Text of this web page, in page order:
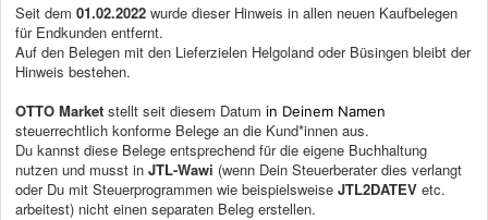
Seit dem 01.02.2022 wurde dieser Hinweis in allen neuen Kaufbelegen
für Endkunden entfernt.
Auf den Belegen mit den Lieferzielen Helgoland oder Büsingen bleibt der
Hinweis bestehen.
OTTO Market stellt seit diesem Datum in Deinem Namen
steuerrechtlich konforme Belege an die Kund*innen aus.
Du kannst diese Belege entsprechend für die eigene Buchhaltung
nutzen und musst in JTL-Wawi (wenn Dein Steuerberater dies verlangt
oder Du mit Steuerprogrammen wie beispielsweise JTL2DATEV etc.
arbeitest) nicht einen separaten Beleg erstellen.